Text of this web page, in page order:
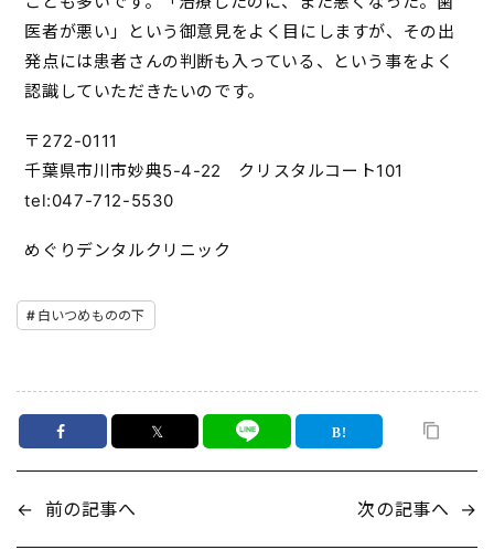
医者が悪い」という御意見をよく目にしますが、その出
発点には患者さんの判断も入っている、という事をよく
認識していただきたいのです。
〒272-0111
千葉県市川市妙典5-4-22 クリスタルコート101
tel:047-712-5530
めぐりデンタルクリニック
白いつめものの下
𝕏
← 前の記事へ 次の記事へ →